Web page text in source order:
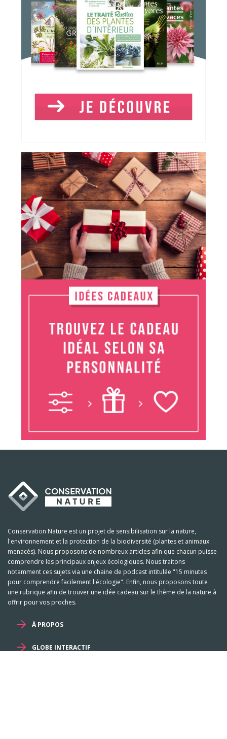
Conservation Nature est un projet de sensibilisation sur la nature,
l'environnement et la protection de la biodiversité (plantes et animaux
menacés). Nous proposons de nombreux articles afin que chacun puisse
comprendre les principaux enjeux écologiques. Nous traitons
notamment ces sujets via une chaine de podcast intitulée "15 minutes
pour comprendre facilement l'écologie". Enfin, nous proposons toute
une rubrique afin de trouver une idée cadeau sur le thème de la nature à
offrir pour vos proches.
À PROPOS
GLOBE INTERACTIF